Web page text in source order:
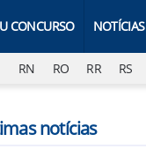
CONCURSO NOTÍCIAS
RN RO RR RS
notícias